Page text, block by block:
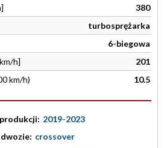
380
turbosprężarka
6-biegowa
h]
201
km/h)
10.5
2019-2023
crossover